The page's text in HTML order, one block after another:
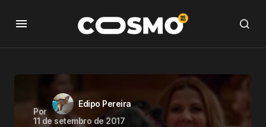
Por
Edipo Pereira
11 de setembro de 2017